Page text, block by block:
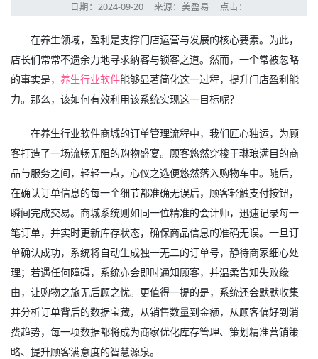
日期：2024-09-20 来源：美盈易 点击：
在养生领域，盈利是支撑门店运营与发展的核心要素。为此，
店长们常常不遗余力地寻求纳客与锁客之道。然而，一个常被忽略
的事实是， 养生行业软件能够显著简化这一过程，提升门店盈利能
力。那么，该如何有效利用该系统实现这一目标呢？
在养生行业软件商城的订单管理流程中，我们匠心独运，为顾
客打造了一场流畅无阻的购物盛宴。顾客悠然穿梭于琳琅满目的商
品与服务之间，轻轻一点，心仪之选便悠然落入购物车中。随后，
在确认订单信息的每一个细节都准确无误后，顾客轻触支付按钮，
瞬间完成交易。商城系统则如同一位精准的会计师，迅速记录每一
笔订单，并实时更新库存状态，确保商品信息的准确无误。一旦订
单确认成功，系统将自动生成独一无二的订单号，静待商家细心处
理；若遇任何障碍，系统亦会即时通知顾客，并温柔告知失败缘
由，让购物之旅无后顾之忧。更值得一提的是，系统还会默默收集
并分析订单背后的数据宝藏，从销售数量到金额，从顾客偏好到消
费趋势，每一项数据都将成为商家优化库存管理、策划精准营销策
略、提升顾客满意度的智慧源泉。